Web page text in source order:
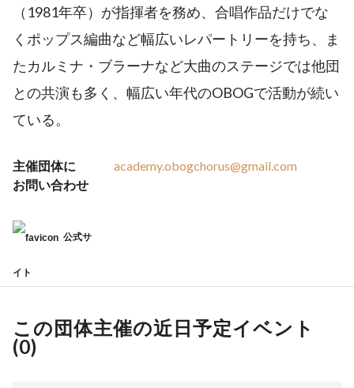
（1981年卒）が指揮者を務め、合唱作品だけでな
くポップス編曲など幅広いレパートリーを持ち、ま
たカルミナ・ブラーナなど大曲のステージでは他団
との共演も多く、幅広い年代のOBOGで活動が続い
ている。
主催団体に
お問い合わせ
academy.obogchorus@gmail.com
公式サ
イト
この団体主催の近日予定イベント
(0)